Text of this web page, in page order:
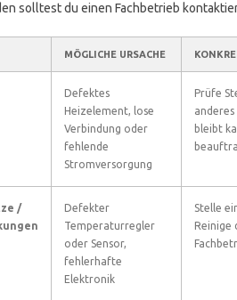
solltest du einen Fachbetrieb
MÖGLICHE URSACHE
Defektes
Heizelement, lose
Verbindung oder
fehlende
Stromversorgung
Prüfe
bleibt
/
Defekter
Temperaturregler
oder Sensor,
fehlerhafte
Elektronik
Stelle
Reinige